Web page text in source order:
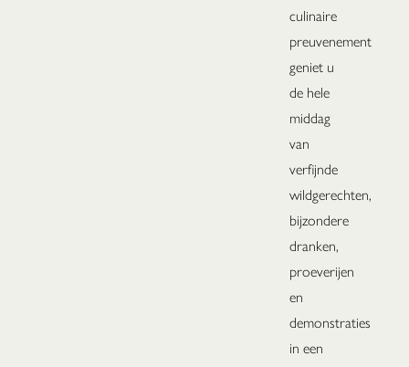
culinaire
preuvenement
geniet u
de hele
middag
van
verfijnde
wildgerechten,
bijzondere
dranken,
proeverijen
en
demonstraties
in een